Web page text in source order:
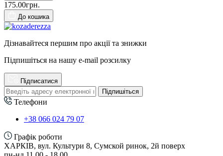
175.00грн.
До кошика
Дізнавайтеся першим про акції та знижки
Підпишіться на нашу e-mail розсилку
Підписатися
Підпишіться
Телефони
+38 066 024 79 07
Графік роботи
ХАРКІВ, вул. Культури 8, Сумской ринок, 2й поверх